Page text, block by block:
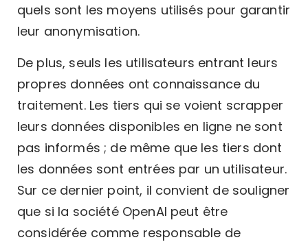
quels sont les moyens utilisés pour garantir
leur anonymisation.
De plus, seuls les utilisateurs entrant leurs
propres données ont connaissance du
traitement. Les tiers qui se voient scrapper
leurs données disponibles en ligne ne sont
pas informés ; de même que les tiers dont
les données sont entrées par un utilisateur.
Sur ce dernier point, il convient de souligner
que si la société OpenAI peut être
considérée comme responsable de